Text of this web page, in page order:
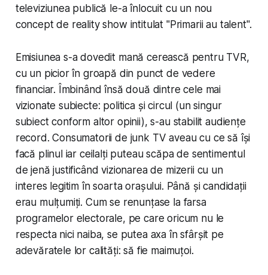
televiziunea publică le-a înlocuit cu un nou
concept de reality show intitulat "Primarii au talent".
Emisiunea s-a dovedit mană cerească pentru TVR,
cu un picior în groapă din punct de vedere
financiar. Îmbinând însă două dintre cele mai
vizionate subiecte: politica și circul (un singur
subiect conform altor opinii), s-au stabilit audiențe
record. Consumatorii de junk TV aveau cu ce să își
facă plinul iar ceilalți puteau scăpa de sentimentul
de jenă justificând vizionarea de mizerii cu un
interes legitim în soarta orașului. Până și candidații
erau mulțumiți. Cum se renunțase la farsa
programelor electorale, pe care oricum nu le
respecta nici naiba, se putea axa în sfârșit pe
adevăratele lor calități: să fie maimuțoi.